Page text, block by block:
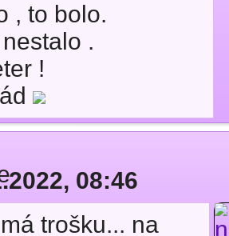
, to bolo.
.
!
08:46
trošku... na